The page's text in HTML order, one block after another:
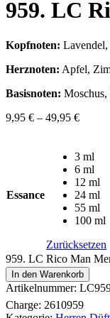
959. LC
Kopfnoten:
Herznoten: Apfel,
Basisnoten: Moschus,
9,95 € – 49,95 €
Essance
3 ml
6 ml
12 ml
24 ml
55 ml
100 ml
Zurücksetzen
959. LC Rico Man
In den Warenkorb
Artikelnummer:
Charge: 2610959